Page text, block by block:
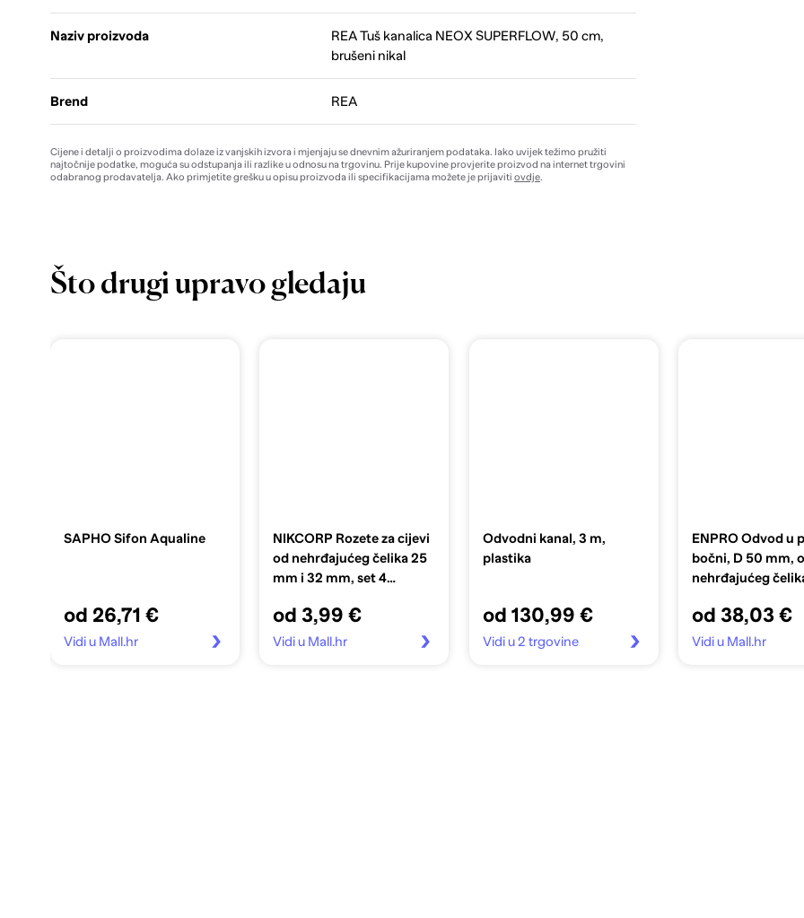
Naziv proizvoda
REA Tuš kanalica NEOX SUPERFLOW, 50 cm,
brušeni nikal
Brend REA
Cijene i detalji o proizvodima dolaze iz vanjskih izvora i mjenjaju se dnevnim ažuriranjem podataka. Iako uvijek težimo pružiti
najtočnije podatke, moguća su odstupanja ili razlike u odnosu na trgovinu. Prije kupovine provjerite proizvod na internet trgovini
odabranog prodavatelja. Ako primjetite grešku u opisu proizvoda ili specifikacijama možete je prijaviti ovdje.
Što drugi upravo gledaju
SAPHO Sifon Aqualine
od 26,71 €
Vidi u Mall.hr
NIKCORP Rozete za cijevi
od nehrđajućeg čelika 25
mm i 32 mm, set 4
od 3,99 €
Vidi u Mall.hr
Odvodni kanal, 3 m,
plastika
od 130,99 €
Vidi u 2 trgovine
ENPRO Odvod u
bočni, D 50 mm,
nehrđajućeg
od 38,03 €
Vidi u Mall.hr